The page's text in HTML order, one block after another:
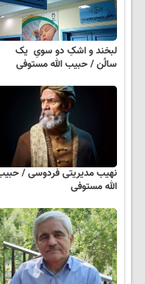
لبخند و اشکِ دو سویِ یک
سالُن / حبیب الله مستوفی
نهیب مدیریتی فردوسی /
الله مستوفی